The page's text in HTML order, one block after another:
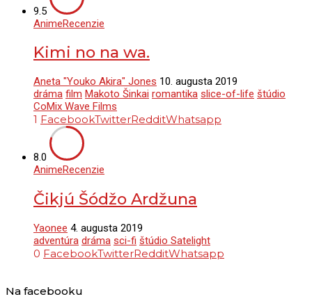
9.5
AnimeRecenzie
Kimi no na wa.
Aneta "Youko Akira" Jones 10. augusta 2019
dráma film Makoto Šinkai romantika slice-of-life štúdio
CoMix Wave Films
1 FacebookTwitterRedditWhatsapp
8.0
AnimeRecenzie
Čikjú Šódžo Ardžuna
Yaonee 4. augusta 2019
adventúra dráma sci-fi štúdio Satelight
0 FacebookTwitterRedditWhatsapp
Na facebooku